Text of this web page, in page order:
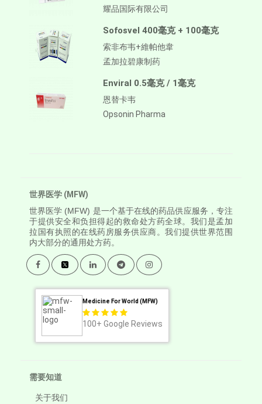
耀品国际有限公司
Sofosvel 400毫克 + 100毫克
索非布韦+維帕他韋
孟加拉碧康制药
Enviral 0.5毫克 / 1毫克
恩替卡韦
Opsonin Pharma
世界医学 (MFW)
世界医学 (MFW) 是一个基于在线的药品供应服务，专注
于提供安全和负担得起的救命处方药全球。我们是孟加
拉国有执照的在线药房服务供应商。我们提供世界范围
内大部分的通用处方药。
Medicine For World (MFW)
100+ Google Reviews
需要知道
关于我们